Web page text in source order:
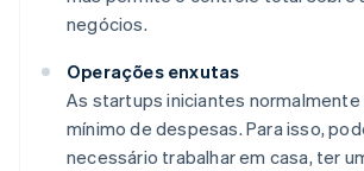
negócios.
Operações enxutas
As startups iniciantes normalmente
mínimo de despesas. Para isso,
necessário trabalhar em casa, ter